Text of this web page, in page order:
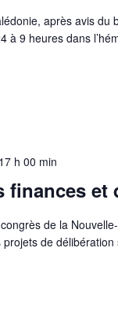
après avis
à 9 heures dans
finances et
17 h 00 min
de la
projets de